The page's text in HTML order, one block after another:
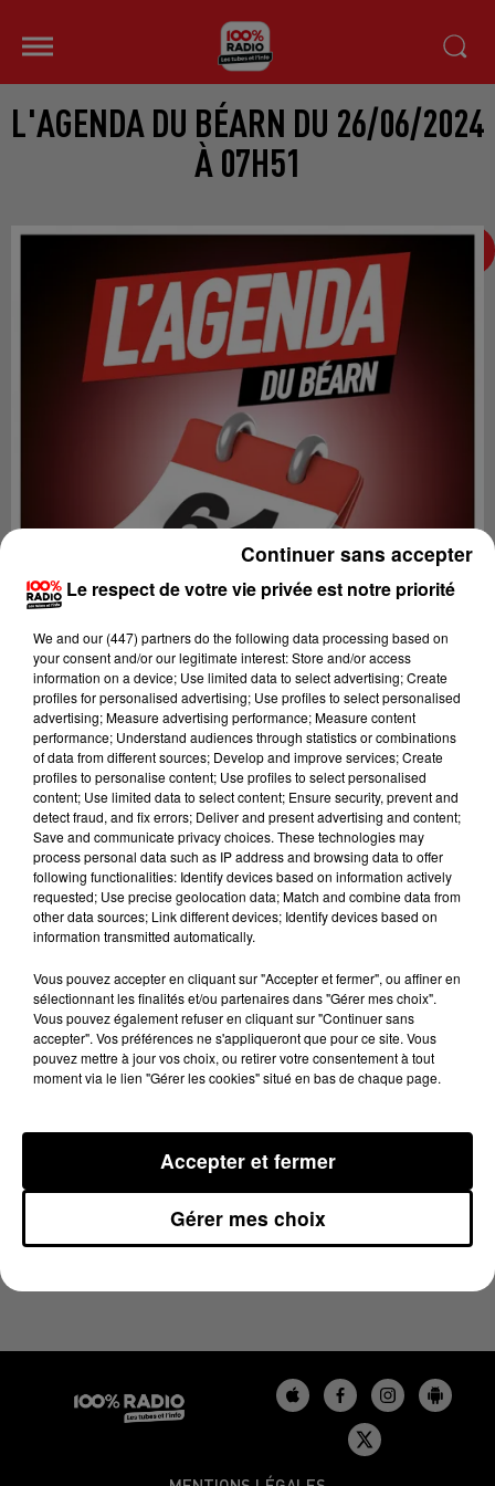
L'AGENDA DU BÉARN DU 26/06/2024
À 07H51
Lecture (1 min 14 sec)
100%
26 juin 2024 - 1 min 14 sec
L'AGENDA DU BÉARN DU 26/06/2024 À 07H51
Le respect de votre vie privée est notre priorité
We and our (447) partnersdo the following data processing based on
your consent and/or our legitimate interest: Store and/or access
information on a device; Use limited data to select advertising; Create
profiles for personalised advertising; Use profiles to select personalised
advertising; Measure advertising performance; Measure content
performance; Understand audiences through statistics or combinations
of data from different sources; Develop and improve services; Create
profiles to personalise content; Use profiles to select personalised
content; Use limited data to select content; Ensure security, prevent and
detect fraud, and fix errors; Deliver and present advertising and content;
Save and communicate privacy choices. These technologies may
process personal data such as IP address and browsing data to offer
following functionalities: Identify devices based on information actively
requested; Use precise geolocation data; Match and combine data from
other data sources; Link different devices; Identify devices based on
information transmitted automatically.
Vous pouvez accepter en cliquant sur "Accepter et fermer", ou affiner en
sélectionnant les finalités et/ou partenaires dans "Gérer mes choix".
Vous pouvez également refuser en cliquant sur "Continuer sans
accepter". Vos préférences ne s'appliqueront que pour ce site. Vous
pouvez mettre à jour vos choix, ou retirer votre consentement à tout
moment via le lien "Gérer les cookies" situé en bas de chaque page.
Gérer mes choix
Accepter et fermer
Continuer sans accepter